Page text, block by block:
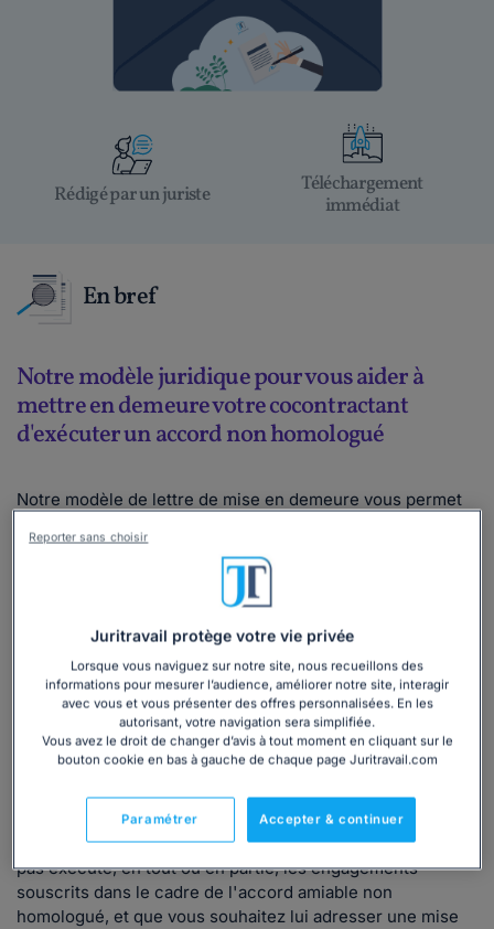
Rédigé par un juriste
Téléchargement
immédiat
En bref
Notre modèle juridique pour vous aider à
mettre en demeure votre cocontractant
d'exécuter un accord non homologué
Notre modèle de lettre de mise en demeure vous permet
engagements issus de l'accord amiable, d'en préciser les
modalités inexécutées, et de le sommer de s'y conformer
dans un délai déterminé, en vous appuyant sur les
des suites judiciaires encourues à défaut d'exécution
volontaire.
Quand utiliser notre modèle de lettre de mise
Utilisez ce modèle dès lors que votre cocontractant n'a
pas exécuté, en tout ou en partie, les engagements
souscrits dans le cadre de l'accord amiable non
homologué, et que vous souhaitez lui adresser une mise
Juritravail protège votre vie privée
Lorsque vous naviguez sur notre site, nous recueillons des
informations pour mesurer l’audience, améliorer notre site, interagir
avec vous et vous présenter des offres personnalisées. En les
autorisant, votre navigation sera simplifiée.
Vous avez le droit de changer d’avis à tout moment en cliquant sur le
bouton cookie en bas à gauche de chaque page Juritravail.com
Accepter & continuer
Paramétrer
Reporter sans choisir